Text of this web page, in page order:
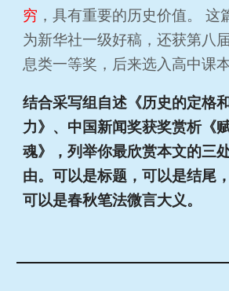
穷 ，具有重要的历史价值。 这
为新华社一级好稿，还获第八
息类一等奖，后来选入高中课本
结合采写组自述《历史的定格
力》、中国新闻奖获奖赏析《
魂》，列举你最欣赏本文的三
由。可以是标题，可以是结尾
可以是春秋笔法微言大义。